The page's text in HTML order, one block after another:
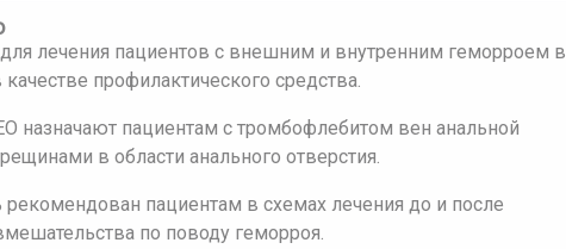
лечения пациентов с внешним и внутренним геморроем в
профилактического средства.
назначают пациентам с тромбофлебитом вен анальной
в области анального отверстия.
пациентам в схемах лечения до и после
по поводу геморроя.